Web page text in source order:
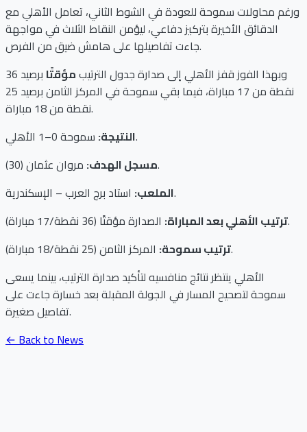
ورغم محاولات سموحة للعودة في الشوط الثاني، تعامل الأهلي مع
الدقائق الأخيرة بتركيز دفاعي، ليؤمن النقاط الثلاث في مواجهة
جاءت تفاصيلها على هامش ضيق من الفرص.
وبهذا الفوز قفز الأهلي إلى صدارة جدول الترتيبمؤقتًا
برصيد 36
نقطة من 17 مباراة، فيما بقي سموحة في المركز الثامن برصيد 25
نقطة من 18 مباراة.
النتيجة:سموحة 0–1 الأهلي.
مسجل الهدف:مروان عثمان (30).
الملعب:استاد برج العرب – الإسكندرية.
ترتيب الأهلي بعد المباراة:الصدارة مؤقتًا (36 نقطة/17 مباراة).
ترتيب سموحة:المركز الثامن (25 نقطة/18 مباراة).
الأهلي ينتظر نتائج منافسيه لتأكيد صدارة الترتيب، بينما يسعى
سموحة لتصحيح المسار في الجولة المقبلة بعد خسارة جاءت على
تفاصيل صغيرة.
← Back to News